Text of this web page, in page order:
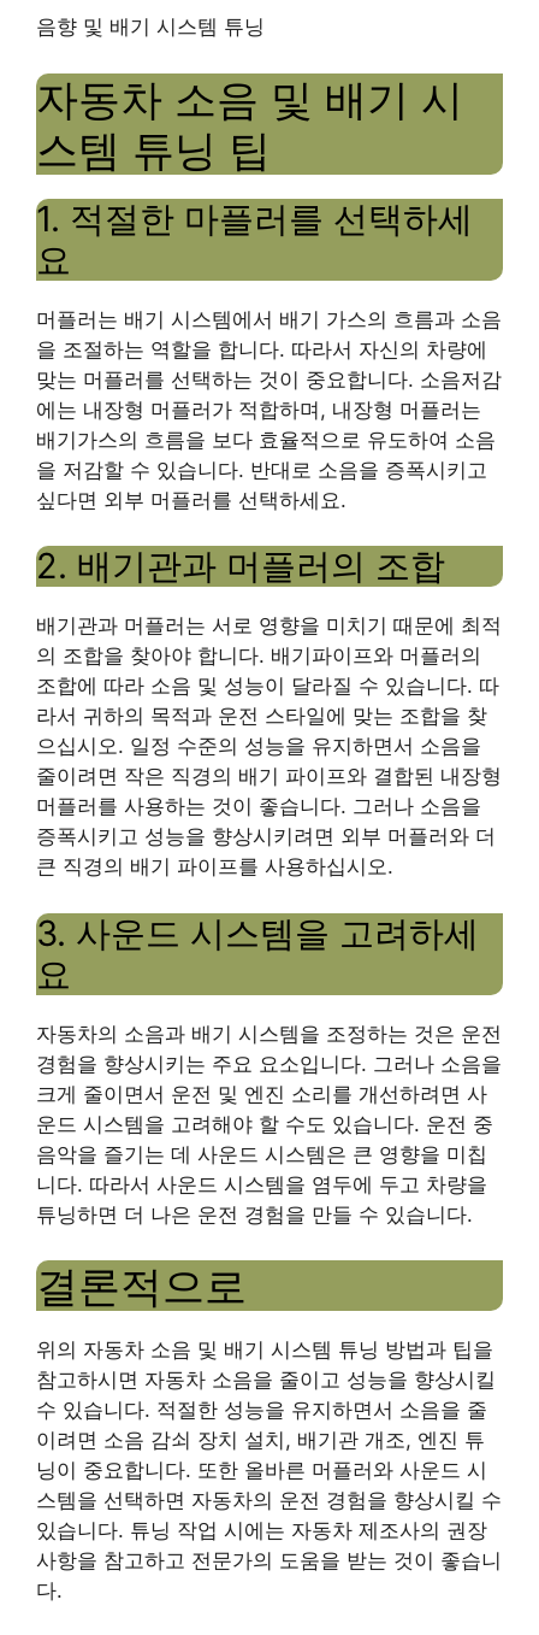
음향 및 배기 시스템 튜닝
자동차 소음 및 배기 시
스템 튜닝 팁
1. 적절한 마플러를 선택하세
요
머플러는 배기 시스템에서 배기 가스의 흐름과 소음
을 조절하는 역할을 합니다. 따라서 자신의 차량에
맞는 머플러를 선택하는 것이 중요합니다. 소음저감
에는 내장형 머플러가 적합하며, 내장형 머플러는
배기가스의 흐름을 보다 효율적으로 유도하여 소음
을 저감할 수 있습니다. 반대로 소음을 증폭시키고
싶다면 외부 머플러를 선택하세요.
2. 배기관과 머플러의 조합
배기관과 머플러는 서로 영향을 미치기 때문에 최적
의 조합을 찾아야 합니다. 배기파이프와 머플러의
조합에 따라 소음 및 성능이 달라질 수 있습니다. 따
라서 귀하의 목적과 운전 스타일에 맞는 조합을 찾
으십시오. 일정 수준의 성능을 유지하면서 소음을
줄이려면 작은 직경의 배기 파이프와 결합된 내장형
머플러를 사용하는 것이 좋습니다. 그러나 소음을
증폭시키고 성능을 향상시키려면 외부 머플러와 더
큰 직경의 배기 파이프를 사용하십시오.
3. 사운드 시스템을 고려하세
요
자동차의 소음과 배기 시스템을 조정하는 것은 운전
경험을 향상시키는 주요 요소입니다. 그러나 소음을
크게 줄이면서 운전 및 엔진 소리를 개선하려면 사
운드 시스템을 고려해야 할 수도 있습니다. 운전 중
음악을 즐기는 데 사운드 시스템은 큰 영향을 미칩
니다. 따라서 사운드 시스템을 염두에 두고 차량을
튜닝하면 더 나은 운전 경험을 만들 수 있습니다.
결론적으로
위의 자동차 소음 및 배기 시스템 튜닝 방법과 팁을
참고하시면 자동차 소음을 줄이고 성능을 향상시킬
수 있습니다. 적절한 성능을 유지하면서 소음을 줄
이려면 소음 감쇠 장치 설치, 배기관 개조, 엔진 튜
닝이 중요합니다. 또한 올바른 머플러와 사운드 시
스템을 선택하면 자동차의 운전 경험을 향상시킬 수
있습니다. 튜닝 작업 시에는 자동차 제조사의 권장
사항을 참고하고 전문가의 도움을 받는 것이 좋습니
다.